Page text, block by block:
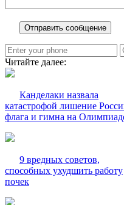
Читайте далее:
Канделаки назвала
катастрофой лишение
флага и гимна на
9 вредных советов,
способных ухудшить работу
почек